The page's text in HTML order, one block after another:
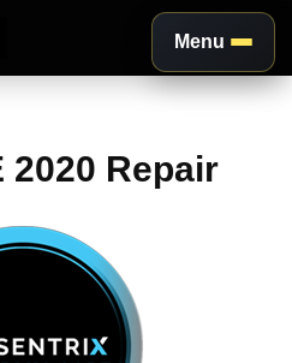
Menu
2020 Repair